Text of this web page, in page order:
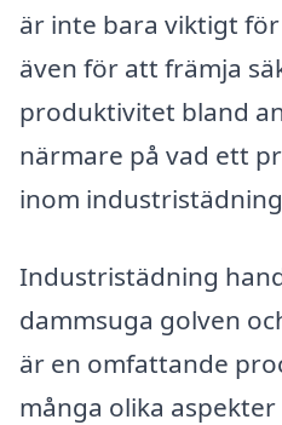
är inte bara viktigt
även för att främja
produktivitet bland
närmare på vad ett
inom
Industristädning
dammsuga golven
är en omfattande
många olika